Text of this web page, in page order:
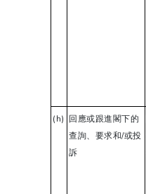
(h) 回應或跟進閣下的
查詢、要求和/或投
訴